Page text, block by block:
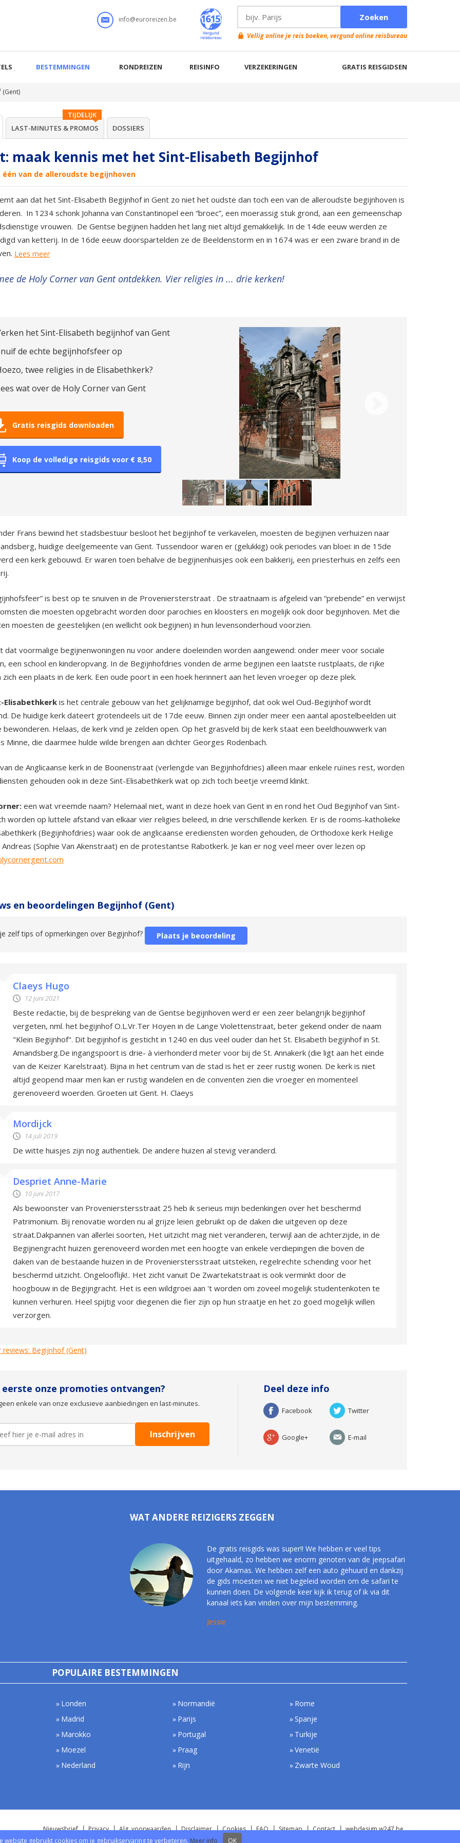
info@euroreizen.be
Vellig online je reis boeken, vergund online reisbureau
BESTEMMINGEN RONDREIZEN REISINFO VERZEKERINGEN GRATIS REISGIDSEN
(Gent)
TIJDELIJK
LAST-MINUTES & PROMOS
DOSSIERS
maak kennis met het Sint-Elisabeth Begijnhof
één van de alleroudste begijnhoven
aan dat het Sint-Elisabeth Begijnhof in Gent zo niet het oudste dan toch een van de alleroudste begijnhoven is
In 1234 schonk Johanna van Constantinopel een “broec”, een moerassig stuk grond, aan een gemeenschap
vrouwen. De Gentse begijnen hadden het lang niet altijd gemakkelijk. In de 14de eeuw werden ze
van ketterij. In de 16de eeuw doorspartelden ze de Beeldenstorm en in 1674 was er een zware brand in de
Lees meer
de Holy Corner van Gent ontdekken. Vier religies in ... drie kerken!
het Sint-Elisabeth begijnhof van Gent
de echte begijnhofsfeer op
twee religies in de Elisabethkerk?
wat over de Holy Corner van Gent
Gratis reisgids downloaden
Koop de volledige reisgids voor € 8,50
Frans bewind het stadsbestuur besloot het begijnhof te verkavelen, moesten de begijnen verhuizen naar
huidige deelgemeente van Gent. Tussendoor waren er (gelukkig) ook periodes van bloei: in de 15de
een kerk gebouwd. Er waren toen behalve de begijnenhuisjes ook een bakkerij, een priesterhuis en zelfs een
is best op te snuiven in de Proveniersterstraat . De straatnaam is afgeleid van “prebende” en verwijst
die moesten opgebracht worden door parochies en kloosters en mogelijk ook door begijnhoven. Met die
moesten de geestelijken (en wellicht ook begijnen) in hun levensonderhoud voorzien.
dat voormalige begijnenwoningen nu voor andere doeleinden worden aangewend: onder meer voor sociale
een school en kinderopvang. In de Begijnhofdries vonden de arme begijnen een laatste rustplaats, de rijke
zich een plaats in de kerk. Een oude poort in een hoek herinnert aan het leven vroeger op deze plek.
Elisabethkerk is het centrale gebouw van het gelijknamige begijnhof, dat ook wel Oud-Begijnhof wordt
De huidige kerk dateert grotendeels uit de 17de eeuw. Binnen zijn onder meer een aantal apostelbeelden uit
bewonderen. Helaas, de kerk vind je zelden open. Op het grasveld bij de kerk staat een beeldhouwwerk van
Minne, die daarmee hulde wilde brengen aan dichter Georges Rodenbach.
de Anglicaanse kerk in de Boonenstraat (verlengde van Begijnhofdries) alleen maar enkele ruïnes rest, worden
gehouden ook in deze Sint-Elisabethkerk wat op zich toch beetje vreemd klinkt.
een wat vreemde naam? Helemaal niet, want in deze hoek van Gent in en rond het Oud Begijnhof van Sint-
worden op luttele afstand van elkaar vier religies beleed, in drie verschillende kerken. Er is de rooms-katholieke
(Begijnhofdries) waar ook de anglicaanse erediensten worden gehouden, de Orthodoxe kerk Heilige
(Sophie Van Akenstraat) en de protestantse Rabotkerk. Je kan er nog veel meer over lezen op
en beoordelingen Begijnhof (Gent)
zelf tips of opmerkingen over Begijnhof? Plaats je beoordeling
Claeys Hugo
12 juni 2021
Beste redactie, bij de bespreking van de Gentse begijnhoven werd er een zeer belangrijk begijnhof
vergeten, nml. het begijnhof O.L.Vr.Ter Hoyen in de Lange Violettenstraat, beter gekend onder de naam
"Klein Begijnhof". Dit begijnhof is gesticht in 1240 en dus veel ouder dan het St. Elisabeth begijnhof in St.
Amandsberg.De ingangspoort is drie- à vierhonderd meter voor bij de St. Annakerk (die ligt aan het einde
van de Keizer Karelstraat). Bijna in het centrum van de stad is het er zeer rustig wonen. De kerk is niet
altijd geopend maar men kan er rustig wandelen en de conventen zien die vroeger en momenteel
gerenoveerd woerden. Groeten uit Gent. H. Claeys
Mordijck
14 juli 2019
De witte huisjes zijn nog authentiek. De andere huizen al stevig veranderd.
Despriet Anne-Marie
10 juni 2017
Als bewoonster van Provenierstersstraat 25 heb ik serieus mijn bedenkingen over het beschermd
Patrimonium. Bij renovatie worden nu al grijze leien gebruikt op de daken die uitgeven op deze
straat.Dakpannen van allerlei soorten, Het uitzicht mag niet veranderen, terwijl aan de achterzijde, in de
Begijnengracht huizen gerenoveerd worden met een hoogte van enkele verdiepingen die boven de
daken van de bestaande huizen in de Provenierstersstraat uitsteken, regelrechte schending voor het
beschermd uitzicht. Ongelooflijk!.. Het zicht vanuit De Zwartekatstraat is ook verminkt door de
hoogbouw in de Begijngracht. Het is een wildgroei aan 't worden om zoveel mogelijk studentenkoten te
kunnen verhuren. Heel spijtig voor diegenen die fier zijn op hun straatje en het zo goed mogelijk willen
verzorgen.
reviews: Begijnhof (Gent)
eerste onze promoties ontvangen?
enkele van onze exclusieve aanbiedingen en last-minutes.
Deel deze info
Facebook Twitter
Google+ E-mail
WAT ANDERE REIZIGERS ZEGGEN
De gratis reisgids was super!! We hebben er veel tips
uitgehaald, zo hebben we enorm genoten van de jeepsafari
door Akamas. We hebben zelf een auto gehuurd en dankzij
de gids moesten we niet begeleid worden om de safari te
kunnen doen. De volgende keer kijk ik terug of ik via dit
kanaal iets kan vinden over mijn bestemming.
Jessie
POPULAIRE BESTEMMINGEN
Londen
Madrid
Marokko
Moezel
Nederland
Normandië
Parijs
Portugal
Praag
Rijn
Rome
Spanje
Turkije
Venetië
Zwarte Woud
Nieuwsbrief Privacy Alg. voorwaarden Disclaimer Cookies FAQ Sitemap Contact
webdesign w247.be
website gebruikt cookies om je gebruikservaring te verbeteren. Meer info OK